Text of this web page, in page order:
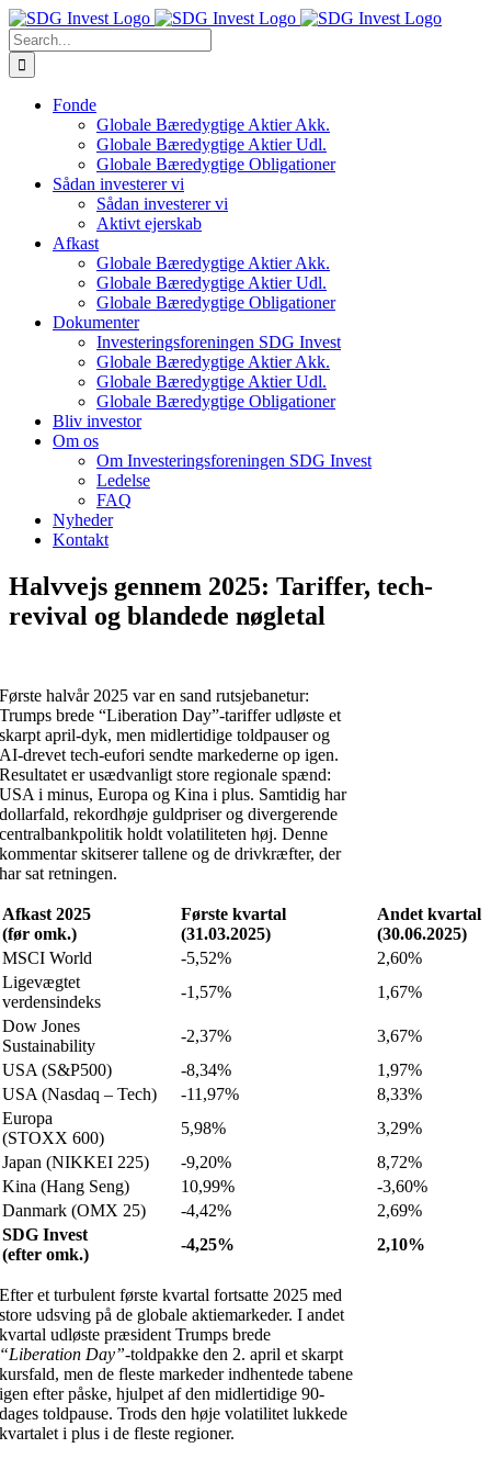
Skip
to
content
Search
for:
Fonde
Globale Bæredygtige Aktier Akk.
Globale Bæredygtige Aktier Udl.
Globale Bæredygtige Obligationer
Sådan investerer vi
Sådan investerer vi
Aktivt ejerskab
Afkast
Globale Bæredygtige Aktier Akk.
Globale Bæredygtige Aktier Udl.
Globale Bæredygtige Obligationer
Dokumenter
Investeringsforeningen SDG Invest
Globale Bæredygtige Aktier Akk.
Globale Bæredygtige Aktier Udl.
Globale Bæredygtige Obligationer
Bliv investor
Om os
Om Investeringsforeningen SDG Invest
Ledelse
FAQ
Nyheder
Kontakt
Halvvejs gennem 2025: Tariffer, tech-
revival og blandede nøgletal
Første halvår 2025 var en sand rutsjebanetur:
Trumps brede “Liberation Day”-tariffer udløste et
skarpt april-dyk, men midlertidige toldpauser og
AI-drevet tech-eufori sendte markederne op igen.
Resultatet er usædvanligt store regionale spænd:
USA i minus, Europa og Kina i plus. Samtidig har
dollarfald, rekordhøje guldpriser og divergerende
centralbankpolitik holdt volatiliteten høj. Denne
kommentar skitserer tallene og de drivkræfter, der
har sat retningen.
Afkast 2025
(før omk.)
Første kvartal
(31.03.2025)
Andet kvartal
(30.06.2025)
MSCI World
-5,52%
2,60%
Ligevægtet
verdensindeks
-1,57%
1,67%
Dow Jones
Sustainability
-2,37%
3,67%
USA (S&P500)
-8,34%
1,97%
USA (Nasdaq – Tech)
-11,97%
8,33%
Europa
(STOXX 600)
5,98%
3,29%
Japan (NIKKEI 225)
-9,20%
8,72%
Kina (Hang Seng)
10,99%
-3,60%
Danmark (OMX 25)
-4,42%
2,69%
SDG Invest
(efter omk.)
-4,25% 2,10%
Efter et turbulent første kvartal fortsatte 2025 med
store udsving på de globale aktiemarkeder. I andet
kvartal udløste præsident Trumps brede
“Liberation Day”-toldpakke den 2. april et skarpt
kursfald, men de fleste markeder indhentede tabene
igen efter påske, hjulpet af den midlertidige 90-
dages toldpause. Trods den høje volatilitet lukkede
kvartalet i plus i de fleste regioner.